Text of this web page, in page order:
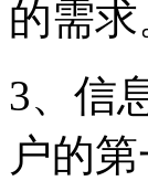
的需求
3、信
户的